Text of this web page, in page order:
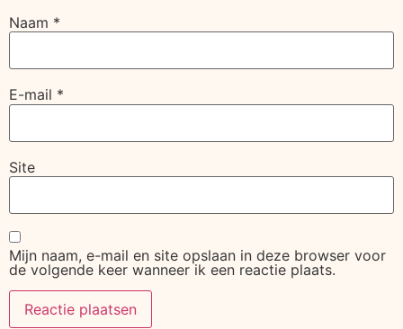
Naam *
E-mail *
Site
Mijn naam, e-mail en site opslaan in deze browser voor
de volgende keer wanneer ik een reactie plaats.